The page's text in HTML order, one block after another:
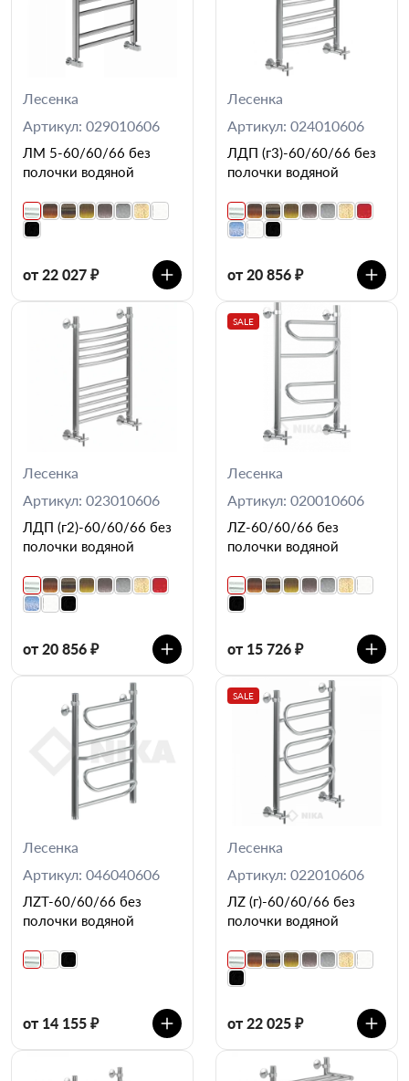
Лесенка
Артикул: 029010606
ЛМ 5-60/60/66 без
полочки водяной
от 22 027 ₽
Лесенка
Артикул: 024010606
ЛДП (г3)-60/60/66 без
полочки водяной
от 20 856 ₽
Лесенка
Артикул: 023010606
ЛДП (г2)-60/60/66 без
полочки водяной
от 20 856 ₽
SALE
Лесенка
Артикул: 020010606
ЛZ-60/60/66 без
полочки водяной
от 15 726 ₽
Лесенка
Артикул: 046040606
ЛZT-60/60/66 без
полочки водяной
от 14 155 ₽
SALE
Лесенка
Артикул: 022010606
ЛZ (г)-60/60/66 без
полочки водяной
от 22 025 ₽